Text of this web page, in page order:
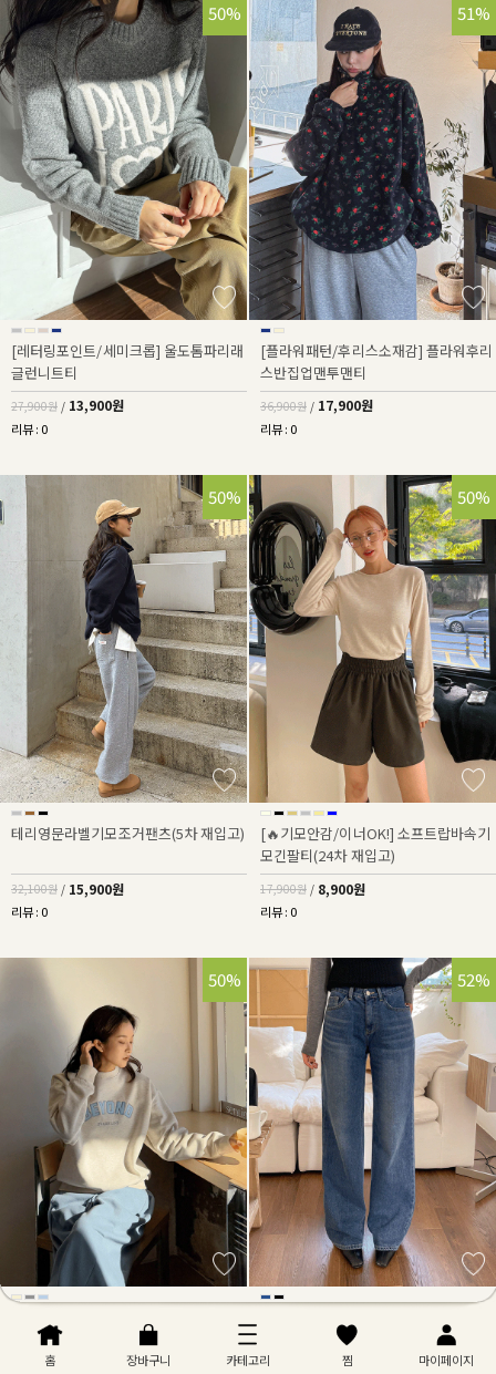
50%
[레터링포인트/세미크롭] 울도톰파리래
글런니트티
27,900원 / 13,900원
리뷰 : 0
51%
[플라워패턴/후리스소재감] 플라워후리
스반집업맨투맨티
36,900원 / 17,900원
리뷰 : 0
50%
테리영문라벨기모조거팬츠(5차 재입고)
32,100원 / 15,900원
리뷰 : 0
50%
[🔥기모안감/이너OK!] 소프트랍바속기
모긴팔티(24차 재입고)
17,900원 / 8,900원
리뷰 : 0
50% 52%
팬츠(2차 재입고)
홈 장바구니 카테고리 찜 마이페이지